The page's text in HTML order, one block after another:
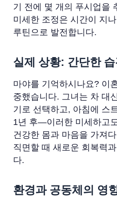
기 전에 몇 개의 푸시업을
미세한 조정은 시간이 지
루틴으로 발전합니다.
실제 상황: 간단한 습
마야를 기억하시나요? 이
중했습니다. 그녀는 차 대
기로 선택하고, 아침에 스
1년 후—이러한 미세하고
건강한 몸과 마음을 가져
직면할 때 새로운 회복력
다.
환경과 공동체의 영